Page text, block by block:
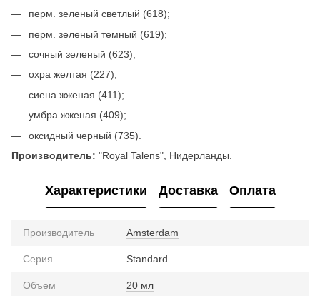
перм. зеленый светлый (618);
перм. зеленый темный (619);
сочный зеленый (623);
охра желтая (227);
сиена жженая (411);
умбра жженая (409);
оксидный черный (735).
Производитель: "Royal Talens", Нидерланды.
Характеристики Доставка Оплата
Производитель Amsterdam
Серия Standard
Объем 20 мл